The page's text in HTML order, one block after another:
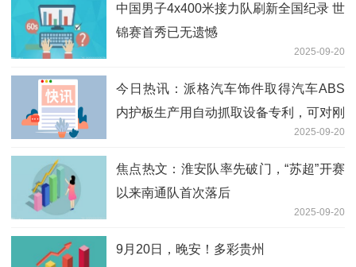
中国男子4x400米接力队刷新全国纪录 世
锦赛首秀已无遗憾
2025-09-20
今日热讯：派格汽车饰件取得汽车ABS
内护板生产用自动抓取设备专利，可对刚
加工完成的护板进行充分的水冷散热2025-09-20
焦点热文：淮安队率先破门，“苏超”开赛
以来南通队首次落后
2025-09-20
9月20日，晚安！多彩贵州